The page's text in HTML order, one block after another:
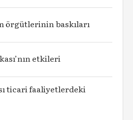
örgütlerinin baskıları
etkileri
ticari faaliyetlerdeki